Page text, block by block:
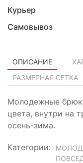
Курьер
Самовывоз
ОПИСАНИЕ
РАЗМЕРНАЯ СЕТКА
Молодежные
цвета, внутри на
осень-зима.
Категории: